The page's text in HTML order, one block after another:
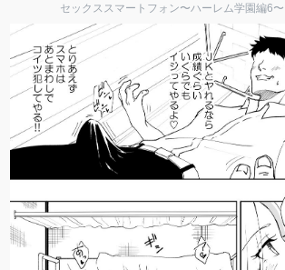
セックススマートフォン〜ハーレム学園編6